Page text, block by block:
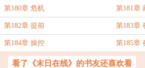
第180章 危机 第181章
第182章 提前 第183章
第184章 操控 第185章
看了《末日在线》的书友还喜欢看